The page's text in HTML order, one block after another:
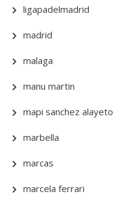
ligapadelmadrid
madrid
malaga
manu martin
mapi sanchez alayeto
marbella
marcas
marcela ferrari